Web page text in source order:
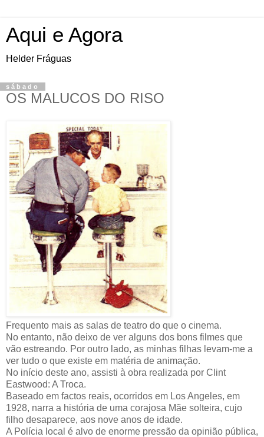
Aqui e Agora
Helder Fráguas
sábado
OS MALUCOS DO RISO
Frequento mais as salas de teatro do que o cinema.
No entanto, não deixo de ver alguns dos bons filmes que
vão estreando. Por outro lado, as minhas filhas levam-me a
ver tudo o que existe em matéria de animação.
No início deste ano, assisti à obra realizada por Clint
Eastwood: A Troca.
Baseado em factos reais, ocorridos em Los Angeles, em
1928, narra a história de uma corajosa Mãe solteira, cujo
filho desaparece, aos nove anos de idade.
A Polícia local é alvo de enorme pressão da opinião pública,